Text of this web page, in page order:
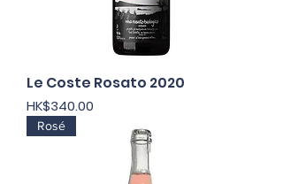
Le Coste Rosato 2020
價格
HK$340.00
Rosé